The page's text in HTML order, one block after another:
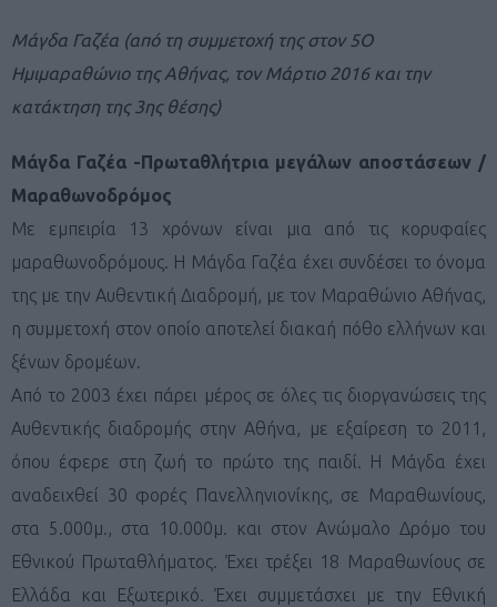
Μάγδα Γαζέα (από τη συμμετοχή της στον 5Ο
Ημιμαραθώνιο της Αθήνας, τον Μάρτιο 2016 και την
κατάκτηση της 3ης θέσης)
Μάγδα Γαζέα -Πρωταθλήτρια μεγάλων αποστάσεων /
Μαραθωνοδρόμος
Με εμπειρία 13 χρόνων είναι μια από τις κορυφαίες
μαραθωνοδρόμους. Η Μάγδα Γαζέα έχει συνδέσει το όνομα
της με την Αυθεντική Διαδρομή, με τον Μαραθώνιο Αθήνας,
η συμμετοχή στον οποίο αποτελεί διακαή πόθο ελλήνων και
ξένων δρομέων.
Από το 2003 έχει πάρει μέρος σε όλες τις διοργανώσεις της
Αυθεντικής διαδρομής στην Αθήνα, με εξαίρεση το 2011,
όπου έφερε στη ζωή το πρώτο της παιδί. Η Μάγδα έχει
αναδειχθεί 30 φορές Πανελληνιονίκης, σε Μαραθωνίους,
στα 5.000μ., στα 10.000μ. και στον Ανώμαλο Δρόμο του
Εθνικού Πρωταθλήματος. Έχει τρέξει 18 Μαραθωνίους σε
Ελλάδα και Εξωτερικό. Έχει συμμετάσχει με την Εθνική